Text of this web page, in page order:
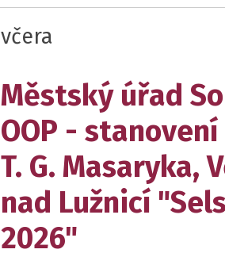
včera
Městský úřad
OOP -
T. G. Masaryka,
nad Lužnicí
2026"